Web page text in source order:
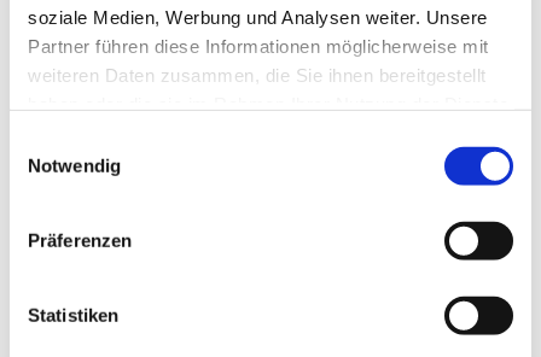
soziale Medien, Werbung und Analysen weiter. Unsere
Partner führen diese Informationen möglicherweise mit
weiteren Daten zusammen, die Sie ihnen bereitgestellt
Notwendig
Präferenzen
Statistiken